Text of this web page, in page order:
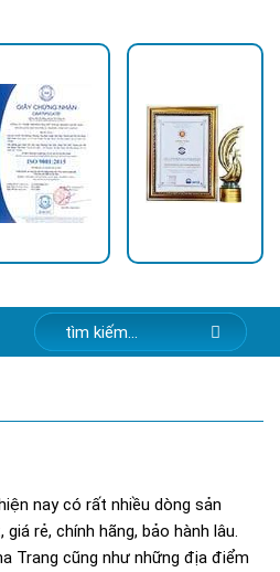
nay có rất nhiều dòng sản
rẻ, chính hãng, bảo hành lâu.
Trang cũng như những địa điểm